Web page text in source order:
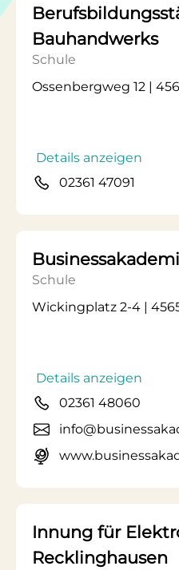
Bauhandwerks
Schule
Ossenbergweg 12 |
Details anzeigen
02361 47091
Schule
Wickingplatz 2-4 |
Details anzeigen
02361 48060
Innung für
Recklinghausen